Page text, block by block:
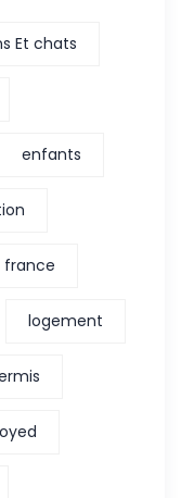
Et chats
enfants
france
logement